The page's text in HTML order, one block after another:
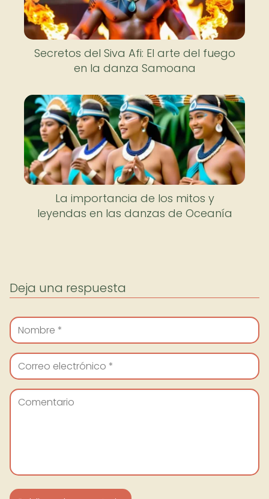
Secretos del Siva Afi: El arte del fuego
en la danza Samoana
La importancia de los mitos y
leyendas en las danzas de Oceanía
Deja una respuesta